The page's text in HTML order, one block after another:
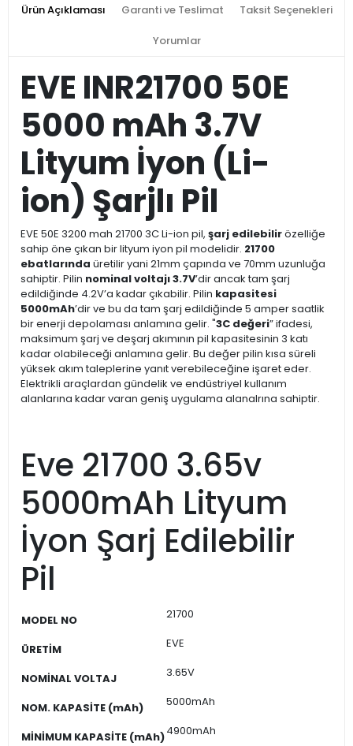
Ürün Açıklaması Garanti ve Teslimat Taksit Seçenekleri
Yorumlar
EVE INR21700 50E
5000 mAh 3.7V
Lityum İyon (Li-
ion) Şarjlı Pil
EVE 50E 3200 mah 21700 3C Li-ion pil, şarj edilebilirözelliğe
sahip öne çıkan bir lityum iyon pil modelidir. 21700
ebatlarında üretilir yani 21mm çapında ve 70mm uzunluğa
sahiptir. Pilin nominal voltajı 3.7V’dir ancak tam şarj
edildiğinde 4.2V’a kadar çıkabilir. Pilin kapasitesi
5000mAh’dir ve bu da tam şarj edildiğinde 5 amper saatlik
bir enerji depolaması anlamına gelir. "3C değeri” ifadesi,
maksimum şarj ve deşarj akımının pil kapasitesinin 3 katı
kadar olabileceği anlamına gelir. Bu değer pilin kısa süreli
yüksek akım taleplerine yanıt verebileceğine işaret eder.
Elektrikli araçlardan gündelik ve endüstriyel kullanım
alanlarına kadar varan geniş uygulama alanalrına sahiptir.
Eve 21700 3.65v
5000mAh Lityum
İyon Şarj Edilebilir
Pil
MODEL NO 21700
ÜRETİM EVE
NOMİNAL VOLTAJ 3.65V
NOM. KAPASİTE (mAh) 5000mAh
MİNİMUM KAPASİTE (mAh)4900mAh